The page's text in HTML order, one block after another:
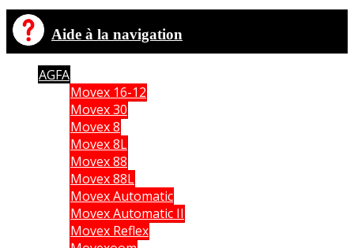
Aide à la navigation
AGFA
Movex 16-12
Movex 30
Movex 8
Movex 8L
Movex 88
Movex 88L
Movex Automatic
Movex Automatic II
Movex Reflex